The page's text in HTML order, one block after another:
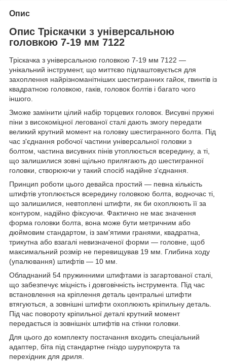
Опис
Опис Тріскачки з універсальною
головкою 7-19 мм 7122
Тріскачка з універсальною головкою 7-19 мм 7122 —
унікальний інструмент, що миттєво підлаштовується для
захоплення найрізноманітніших шестигранних гайок, гвинтів із
квадратною головкою, гаків, головок болтів і багато чого
іншого.
Зможе замінити цілий набір торцевих головок. Висувні пружні
піни з високоміцної легованої сталі дають змогу передати
великий крутний момент на головку шестигранного болта. Під
час з'єднання робочої частини універсальної головки з
болтом, частина висувних пінів утоплюється всередину, а ті,
що залишилися зовні щільно прилягають до шестигранної
головки, створюючи у такий спосіб надійне з'єднання.
Принцип роботи цього девайса простий — певна кількість
штифтів утоплюється всередину головкою болта, водночас ті,
що залишилися, невтоплені штифти, як би охоплюють її за
контуром, надійно фіксуючи. Фактично не має значення
форма головки болта, вона може бути метричним або
дюймовим стандартом, із зам'ятими гранями, квадратна,
трикутна або взагалі невизначеної форми — головне, щоб
максимальний розмір не перевищував 19 мм. Глибина ходу
(упалювання) штифтів — 10 мм.
Обладнаний 54 пружинними штифтами із загартованої сталі,
що забезпечує міцність і довговічність інструмента. Під час
встановлення на кріплення деталь центральні штифти
втягуються, а зовнішні штифти охоплюють кріпильну деталь.
Під час повороту кріпильної деталі крутний момент
передається із зовнішніх штифтів на стінки головки.
Для цього до комплекту постачання входить спеціальний
адаптер, біта під стандартне гніздо шурупокрута та
перехідник для дриля.